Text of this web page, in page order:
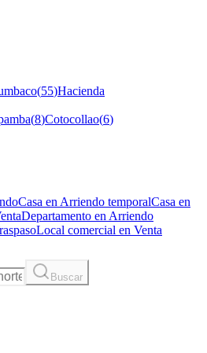
(55)Hacienda
(8)Cotocollao(6)
Casa en Arriendo temporalCasa en
Departamento en Arriendo
Local comercial en Venta
Buscar